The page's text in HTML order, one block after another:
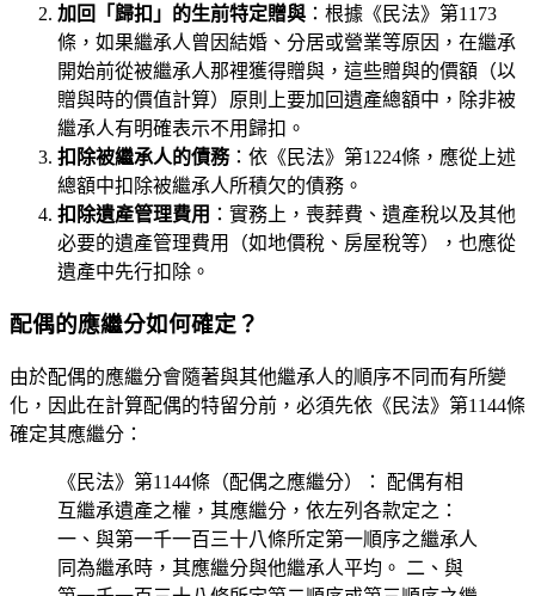
加回「歸扣」的生前特定贈與 ：根據《民法》第1173
條，如果繼承人曾因結婚、分居或營業等原因，在繼承
開始前從被繼承人那裡獲得贈與，這些贈與的價額（以
贈與時的價值計算）原則上要加回遺產總額中，除非被
繼承人有明確表示不用歸扣。
扣除被繼承人的債務：依《民法》第1224條，應從上述
總額中扣除被繼承人所積欠的債務。
扣除遺產管理費用 ：實務上，喪葬費、遺產稅以及其他
必要的遺產管理費用（如地價稅、房屋稅等），也應從
遺產中先行扣除。
配偶的應繼分如何確定？
由於配偶的應繼分會隨著與其他繼承人的順序不同而有所變
化，因此在計算配偶的特留分前，必須先依《民法》第1144條
確定其應繼分：
《民法》第1144條（配偶之應繼分）： 配偶有相
互繼承遺產之權，其應繼分，依左列各款定之：
一、與第一千一百三十八條所定第一順序之繼承人
同為繼承時，其應繼分與他繼承人平均。 二、與